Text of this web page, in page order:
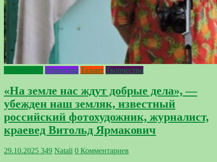
Общество Талант Творчество
«На земле нас ждут добрые дела», —
убежден наш земляк, известный
российский фотохудожник, журналист,
краевед Витольд Ярмакович
29.10.2025 349 Natali 0 Комментариев